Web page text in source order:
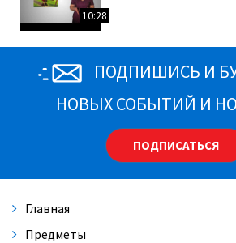
10:28
ПОДПИШИСЬ И
НОВЫХ СОБЫТИЙ И
ПОДПИСАТЬСЯ
Главная
Предметы